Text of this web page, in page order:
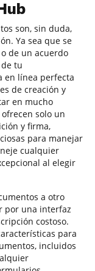
son, sin duda,
Ya sea que se
de un acuerdo
tu
en línea perfecta
de creación y
en mucho
solo un
y firma,
para manejar
cualquier
al elegir
a otro
por una interfaz
costoso.
para
incluidos